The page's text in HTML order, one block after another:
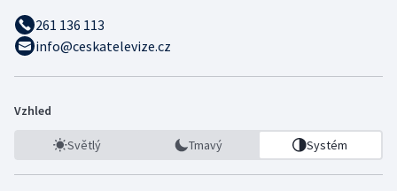
261 136 113
info@ceskatelevize.cz
Vzhled
Světlý Tmavý Systém